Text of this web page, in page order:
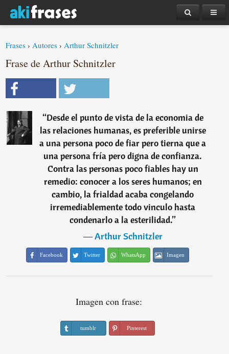
Frases ›Autores ›Arthur Schnitzler
Frase de Arthur Schnitzler
“Desde el punto de vista de la economia de
las relaciones humanas, es preferible unirse
a una persona poco de fiar pero tierna que a
una persona fría pero digna de confianza.
Contra las personas poco fiables hay un
remedio: conocer a los seres humanos; en
cambio, la frialdad acaba congelando
irremediablemente todo vinculo hasta
condenarlo a la esterilidad.”
―Arthur Schnitzler
Facebook Twitter WhatsApp Imagen
Imagen con frase:
tumblr Pinterest